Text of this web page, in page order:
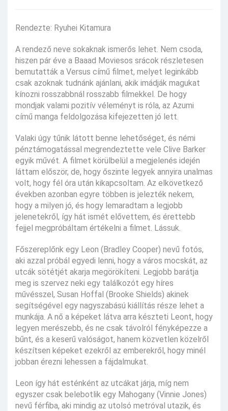
Rendezte: Ryuhei Kitamura
A rendező neve sokaknak ismerős lehet. Nem csoda,
hiszen pár éve a Baaad Moviesos srácok részletesen
bemutatták a Versus című filmet, melyet leginkább
csak azoknak tudnánk ajánlani, akik imádják magukat
kínozni rosszabbnál rosszabb filmekkel. De hogy
mondjak valami pozitív véleményt is róla, az Azumi
című manga feldolgozása kifejezetten jó lett.
Valaki úgy tűnik látott benne lehetőséget, és némi
pénztámogatással megrendeztette vele Clive Barker
egyik művét. A filmet körülbelül a megjelenés idején
láttam először, de, hogy őszinte legyek annyira unalmas
volt, hogy fél óra után kikapcsoltam. Az elkövetkező
években azonban egyre többen is jelezték nekem,
hogy a milyen jó, és hogy lemaradtam a legjobb
jelenetekről, így hát ismét elővettem, és érettebb
fejjel megpróbáltam értékelni a filmet. Lássuk.
Főszereplőnk egy Leon (Bradley Cooper) nevű fotós,
aki azzal próbál egyedi lenni, hogy a város mocskát, az
utcák sötétjét akarja megörökíteni. Legjobb barátja
meg is szervez neki egy találkozót egy híres
művésszel, Susan Hoffal (Brooke Shields) akinek
segítségével egy nagyszabású kiállítás része lehet a
munkája. A nő a képeket látva arra készteti Leont, hogy
legyen merészebb, és ne csak távolról fényképezze a
bűnt, és a keserű valóságot, hanem közvetlen közelről
készítsen képeket ezekről az emberekről, hogy minél
jobban érezni lehessen a fájdalmukat.
Leon így hát esténként az utcákat járja, míg nem
egyszer csak belebotlik egy Mahogany (Vinnie Jones)
nevű férfiba, aki mindig az utolsó metróval utazik, és